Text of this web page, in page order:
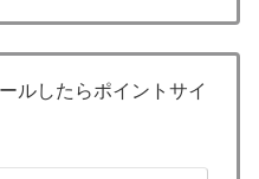
ルしたらポイントサイ